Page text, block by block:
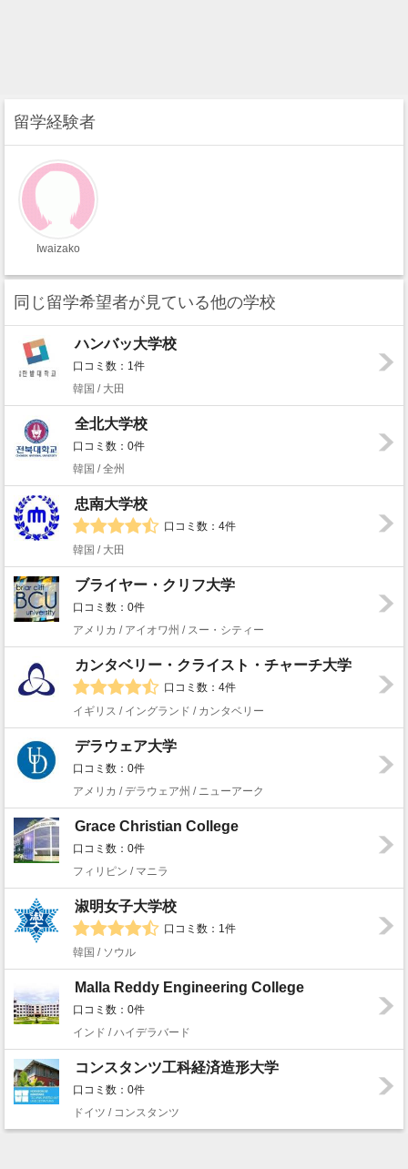
留学経験者
Iwaizako
同じ留学希望者が見ている他の学校
ハンバッ大学校
口コミ数：1件
韓国 / 大田
全北大学校
口コミ数：0件
韓国 / 全州
忠南大学校
口コミ数：4件
韓国 / 大田
ブライヤー・クリフ大学
口コミ数：0件
アメリカ / アイオワ州 / スー・シティー
カンタベリー・クライスト・チャーチ大学
口コミ数：4件
イギリス / イングランド / カンタベリー
デラウェア大学
口コミ数：0件
アメリカ / デラウェア州 / ニューアーク
Grace Christian College
口コミ数：0件
フィリピン / マニラ
淑明女子大学校
口コミ数：1件
韓国 / ソウル
Malla Reddy Engineering College
口コミ数：0件
インド / ハイデラバード
コンスタンツ工科経済造形大学
口コミ数：0件
ドイツ / コンスタンツ